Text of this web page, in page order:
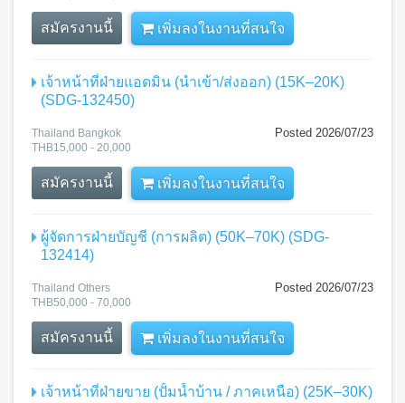
สมัครงานนี้ เพิ่มลงในงานที่สนใจ
เจ้าหน้าที่ฝ่ายแอดมิน (นำเข้า/ส่งออก) (15K–20K)
(SDG-132450)
Posted 2026/07/23
Thailand Bangkok
THB15,000 - 20,000
สมัครงานนี้ เพิ่มลงในงานที่สนใจ
ผู้จัดการฝ่ายบัญชี (การผลิต) (50K–70K) (SDG-
132414)
Posted 2026/07/23
Thailand Others
THB50,000 - 70,000
สมัครงานนี้ เพิ่มลงในงานที่สนใจ
เจ้าหน้าที่ฝ่ายขาย (ปั้มน้ำบ้าน / ภาคเหนือ) (25K–30K)